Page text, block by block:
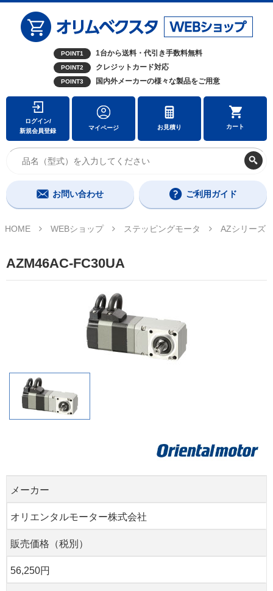
POINT1 1台から送料・代引き手数料無料
POINT2 クレジットカード対応
POINT3 国内外メーカーの様々な製品をご用意
ログイン/
新規会員登録
マイページ お見積り カート
お問い合わせ ご利用ガイド
HOME WEBショップ ステッピングモータ AZシリーズ
AZM46AC-FC30UA
メーカー
オリエンタルモーター株式会社
販売価格（税別）
56,250円